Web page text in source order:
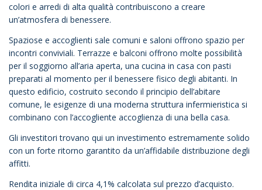
colori e arredi di alta qualità contribuiscono a creare
un’atmosfera di benessere.
Spaziose e accoglienti sale comuni e saloni offrono spazio per
incontri conviviali. Terrazze e balconi offrono molte possibilità
per il soggiorno all’aria aperta, una cucina in casa con pasti
preparati al momento per il benessere fisico degli abitanti. In
questo edificio, costruito secondo il principio dell’abitare
comune, le esigenze di una moderna struttura infermieristica si
combinano con l’accogliente accoglienza di una bella casa.
Gli investitori trovano qui un investimento estremamente solido
con un forte ritorno garantito da un’affidabile distribuzione degli
affitti.
Rendita iniziale di circa 4,1% calcolata sul prezzo d’acquisto.